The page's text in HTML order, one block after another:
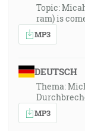
Topic:
ram) is
MP3
DEUTSCH
Thema:
MP3